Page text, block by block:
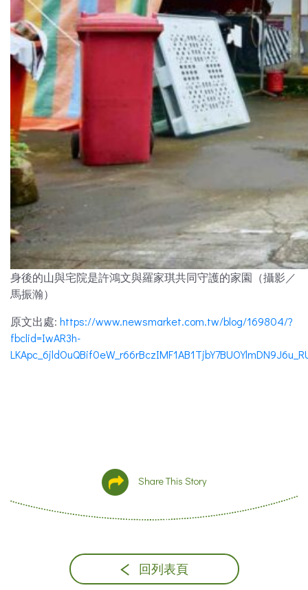
身後的山與宅院是許鴻文與羅家琪共同守護的家園（攝影／
馬振瀚）
原文出處: https://www.newsmarket.com.tw/blog/169804/?
fbclid=IwAR3h-
Share This Story
回列表頁